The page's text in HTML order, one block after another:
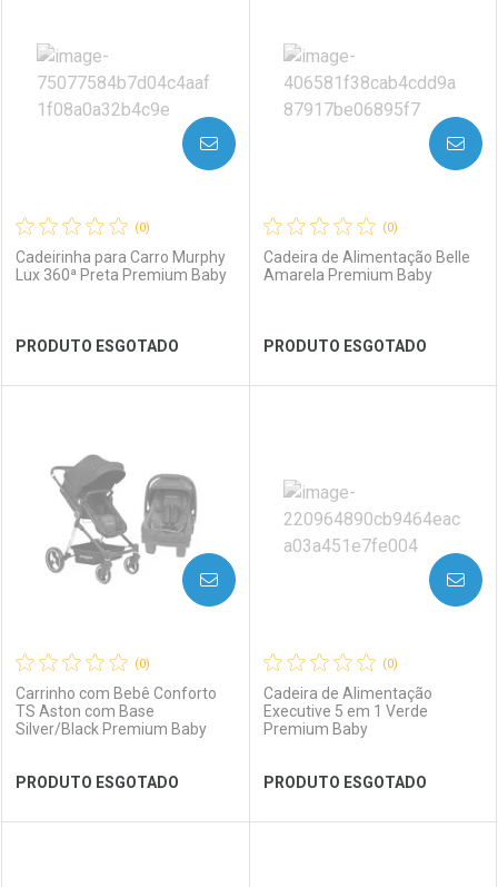
Laboratório
Ver Desconto Convênio
Por Menos Laboratório
Ver Desconto Convênio
Por Menos
(0)
Cadeirinha para Carro Murphy
Lux 360ª Preta Premium Baby
PRODUTO ESGOTADO
AVISE-ME
Laboratório
Ver Desconto Convênio
Por Menos
(0)
Cadeira de Alimentação Belle
Amarela Premium Baby
PRODUTO ESGOTADO
AVISE-ME
Laboratório
Ver Desconto Convênio
Por Menos
(0)
Carrinho com Bebê Conforto
TS Aston com Base
Silver/Black Premium Baby
PRODUTO ESGOTADO
AVISE-ME
(0)
Cadeira de Alimentação
Executive 5 em 1 Verde
Premium Baby
PRODUTO ESGOTADO
AVISE-ME